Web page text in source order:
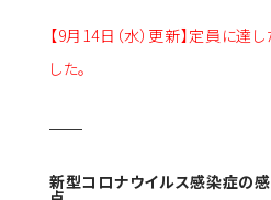
【9月14日（水）更新】定員に達
した。
新型コロナウイルス感染症の